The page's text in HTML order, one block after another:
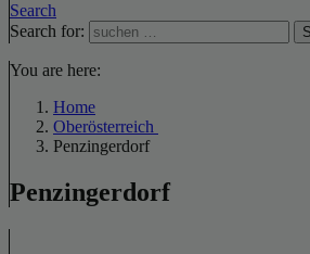
Search
Search for:
You are here:
Home
Oberösterreich
Penzingerdorf
Penzingerdorf